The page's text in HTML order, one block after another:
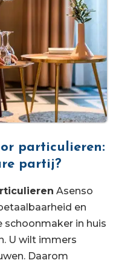
particulieren:
partij?
Asenso
en
schoonmaker in huis
U wilt immers
Daarom